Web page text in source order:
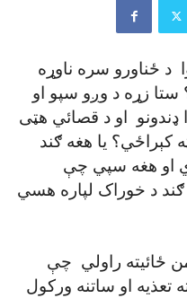
د ځناورو سره ناوړه
زړه د وږو سپو او
ډندونو او د قصائي هټی
کېراځي؟ يا هغه ګند
او هغه سپي چې
د خوراک لپاره هسي
ځائيته راولي چې
تعذيه او ساتنه ورکول